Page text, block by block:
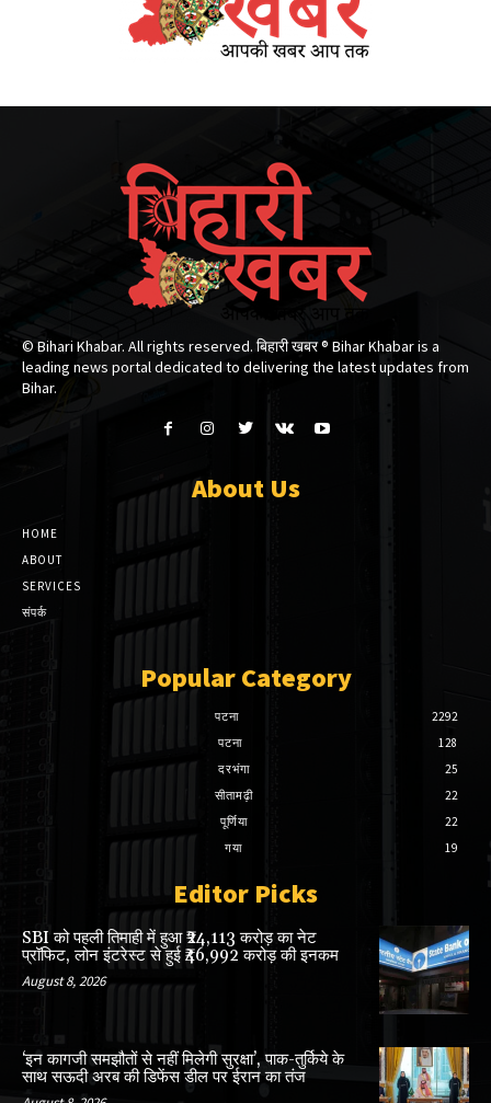
© Bihari Khabar. All rights reserved. बिहारी खबर ®​ Bihar Khabar is a
leading news portal dedicated to delivering the latest updates from
Bihar.
About Us
HOME
ABOUT
SERVICES
संपर्क
Popular Category
पटना
2292
पटना
128
दरभंगा
25
सीतामढ़ी
22
पूर्णिया
22
गया
19
Editor Picks
SBI को पहली तिमाही में हुआ ₹24,113 करोड़ का नेट
प्रॉफिट, लोन इंटरेस्ट से हुई ₹46,992 करोड़ की इनकम
August 8, 2026
‘इन कागजी समझौतों से नहीं मिलेगी सुरक्षा’, पाक-तुर्किये के
साथ सऊदी अरब की डिफेंस डील पर ईरान का तंज